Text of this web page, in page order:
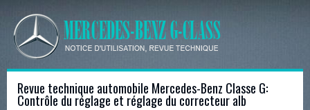
Revue technique automobile Mercedes-Benz Classe G:
Contrôle du réglage et réglage du correcteur alb